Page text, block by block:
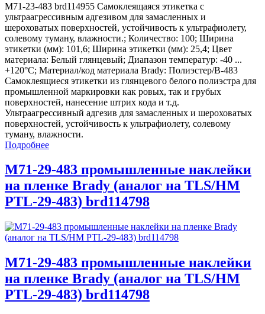
M71-23-483 brd114955 Самоклеящаяся этикетка с
ультраагрессивным адгезивом для замасленных и
шероховатых поверхностей, устойчивость к ультрафиолету,
солевому туману, влажности.; Количество: 100; Ширина
этикетки (мм): 101,6; Ширина этикетки (мм): 25,4; Цвет
материала: Белый глянцевый; Диапазон температур: -40 ...
+120°С; Материал/код материала Brady: Полиэстер/В-483
Самоклеящиеся этикетки из глянцевого белого полиэстра для
промышленной маркировки как ровых, так и грубых
поверхностей, нанесение штрих кода и т.д.
Ультраагрессивный адгезив для замасленных и шероховатых
поверхностей, устойчивость к ультрафиолету, солевому
туману, влажности.
Подробнее
M71-29-483 промышленные наклейки
на пленке Brady (аналог на TLS/HM
PTL-29-483) brd114798
M71-29-483 промышленные наклейки
на пленке Brady (аналог на TLS/HM
PTL-29-483) brd114798